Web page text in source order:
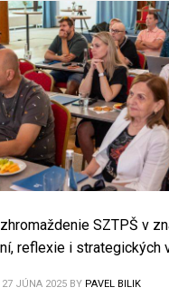
SZTPŠ v
reflexie i strategických
27 JÚNA 2025 BY PAVEL BILIK